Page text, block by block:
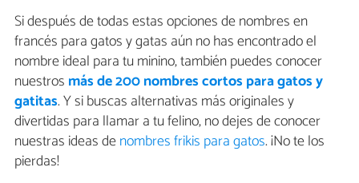
Si después de todas estas opciones de nombres en
francés para gatos y gatas aún no has encontrado el
nombre ideal para tu minino, también puedes conocer
nuestros más de 200 nombres cortos para gatos y
gatitas. Y si buscas alternativas más originales y
divertidas para llamar a tu felino, no dejes de conocer
nuestras ideas denombres frikis para gatos. ¡No te los
pierdas!